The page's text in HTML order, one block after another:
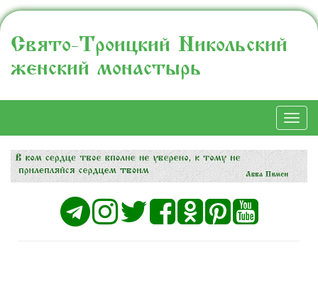
Свято-Троицкий Никольский
женский монастырь